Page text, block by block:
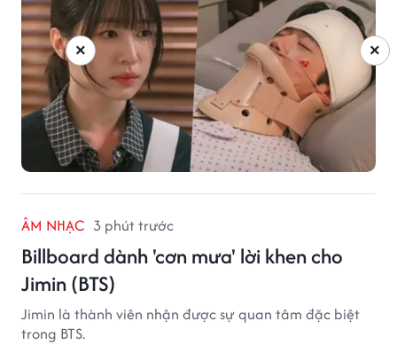
ÂM NHẠC 3 phút trước
Billboard dành 'cơn mưa' lời khen cho
Jimin (BTS)
Jimin là thành viên nhận được sự quan tâm đặc biệt
trong BTS.
×
×